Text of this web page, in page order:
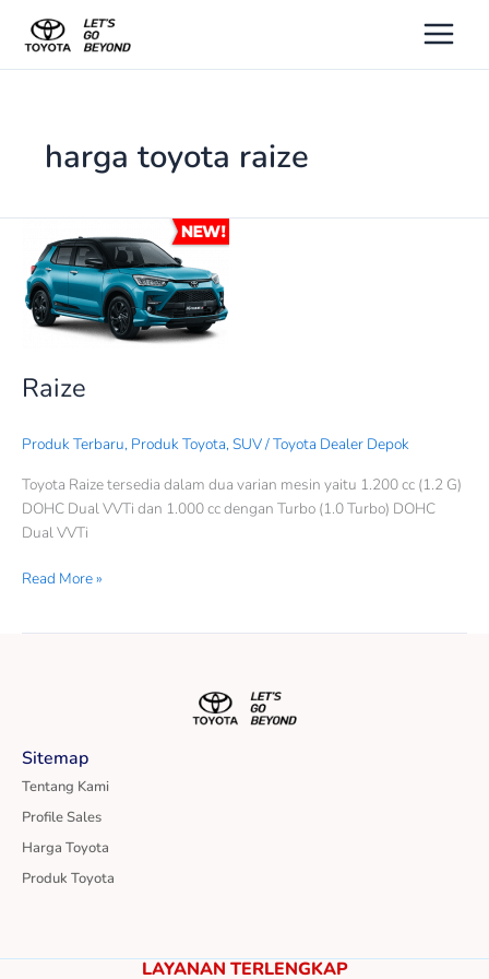
konten
harga toyota raize
Raize
Produk Terbaru, Produk Toyota, SUV/Toyota Dealer Depok
Toyota Raize tersedia dalam dua varian mesin yaitu 1.200 cc (1.2 G)
DOHC Dual VVTi dan 1.000 cc dengan Turbo (1.0 Turbo) DOHC
Dual VVTi
Read More »
Sitemap
Tentang Kami
Profile Sales
Harga Toyota
Produk Toyota
LAYANAN TERLENGKAP